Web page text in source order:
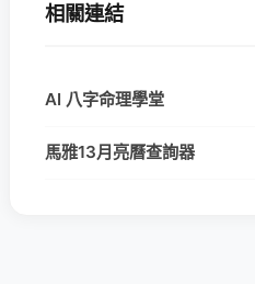
相關連結
AI 八字命理學堂
馬雅13月亮曆查詢器